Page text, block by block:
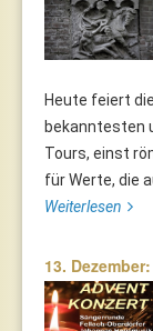
Heute feiert
bekanntesten
Tours, einst
für Werte, die
Weiterlesen
13.